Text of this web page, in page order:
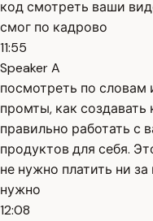
код смотреть ваши
смог по кадрово
11:55
Speaker A
посмотреть по словам
промты, как создавать
правильно работать с
продуктов для себя.
не нужно платить ни
нужно
12:08